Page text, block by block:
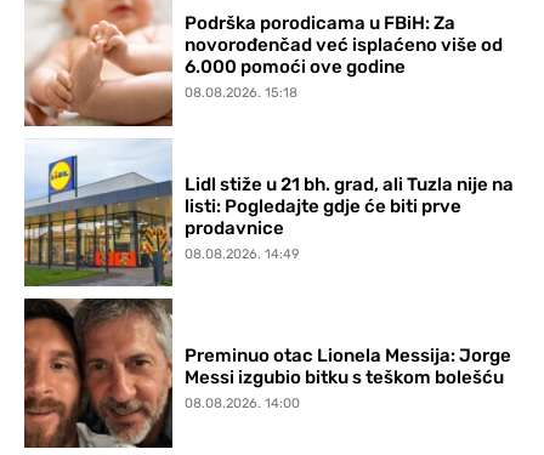
Podrška porodicama u FBiH: Za
novorođenčad već isplaćeno više od
6.000 pomoći ove godine
08.08.2026. 15:18
Lidl stiže u 21 bh. grad, ali Tuzla nije na
listi: Pogledajte gdje će biti prve
prodavnice
08.08.2026. 14:49
Preminuo otac Lionela Messija: Jorge
Messi izgubio bitku s teškom bolešću
08.08.2026. 14:00